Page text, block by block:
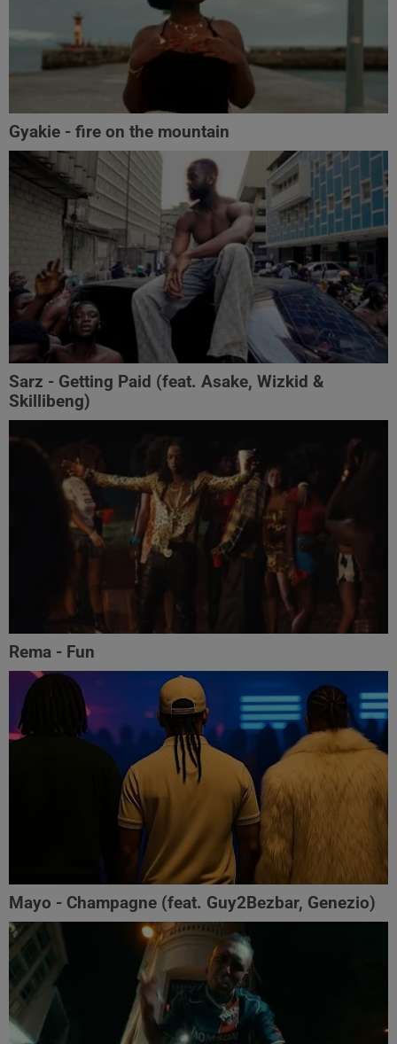
Gyakie - fire on the mountain
Sarz - Getting Paid (feat. Asake, Wizkid &
Skillibeng)
Rema - Fun
Mayo - Champagne (feat. Guy2Bezbar, Genezio)